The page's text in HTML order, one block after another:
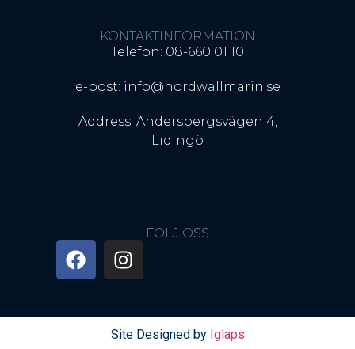
KONTAKTINFORMATION
Telefon: 08-660 01 10
e-post: info@nordwallmarin.se
Address: Andersbergsvägen 4,
Lidingö
FÖLJ OSS
Site Designed by Iglaps